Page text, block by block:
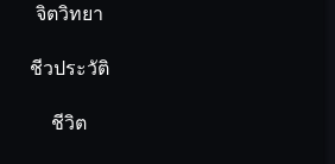
จิตวิทยา
ชีวประวัติ
ชีวิต